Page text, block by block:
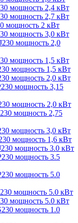
мощность 2,4 кВт
мощность 2,7 кВт
мощность 2 кВт
мощность 3,0 кВт
мощность 2,0
мощность 1,5 кВт
мощность 1,5 кВт
мощность 2,0 кВт
мощность 3,15
мощность 2,0 кВт
мощность 2,75
мощность 3,0 кВт
мощность 1,6 кВт
мощность 3.0 кВт
мощность 3.5
мощность 5.0
мощность 5.0 кВт
мощность 5.0 кВт
мощность 1.0